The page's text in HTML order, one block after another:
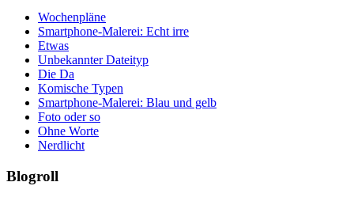
Wochenpläne
Smartphone-Malerei: Echt irre
Etwas
Unbekannter Dateityp
Die Da
Komische Typen
Smartphone-Malerei: Blau und gelb
Foto oder so
Ohne Worte
Nerdlicht
Blogroll